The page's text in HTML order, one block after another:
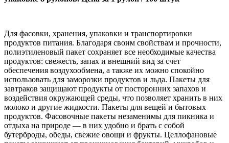
Для фасовки, хранения, упаковки и транспортировки
продуктов питания. Благодаря своим свойствам и прочности,
полиэтиленовый пакет сохраняет все необходимые качества
продуктов: свежесть, запах и внешний вид за счет
обеспечения воздухообмена, а также их можно спокойно
использовать для заморозки продуктов и льда. Пакеты для
завтраков защищают продукты от посторонних запахов и
воздействия окружающей среды, что позволяет хранить в них
молоко и другие жидкости. Пакеты для вещей и бытовых
продуктов. Фасовочные пакеты незаменимы для пикника и
отдыха на природе — в них удобно и брать с собой
бутерброды, обеды, свежие овощи и фрукты. Целлофановые